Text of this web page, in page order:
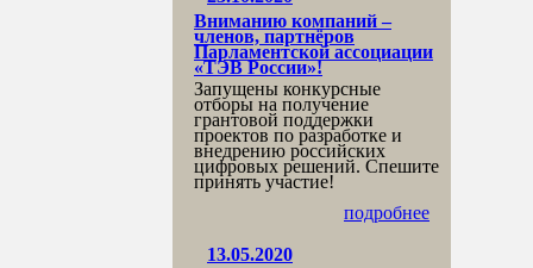
Вниманию компаний –
членов, партнёров
Парламентской ассоциации
«ТЭВ России»!
Запущены конкурсные
отборы на получение
грантовой поддержки
проектов по разработке и
внедрению российских
цифровых решений. Спешите
принять участие!
подробнее
13.05.2020